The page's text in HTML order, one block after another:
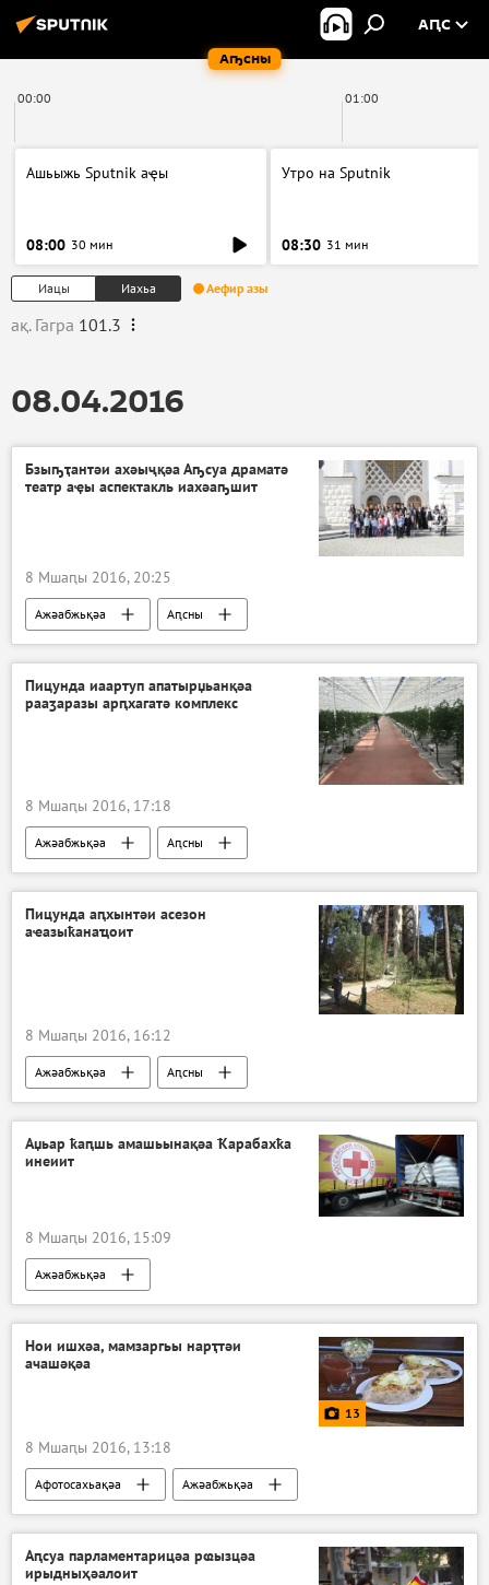
Аҧсны
АԤС
00:00 01:00
Ашьыжь Sputnik аҿы
08:00 30 мин
Утро на Sputnik
08:30 31 мин
Иацы Иахьа Аефир азы
ақ. Гагра 101.3
08.04.2016
Бзыҧҭантәи ахәыҷқәа Аҧсуа драматә
театр аҿы аспектакль иахәаҧшит
8 Мшаԥы 2016, 20:25
Ажәабжьқәа Аԥсны
Пицунда иаартуп апатырџьанқәа
рааӡаразы арԥхагатә комплекс
8 Мшаԥы 2016, 17:18
Ажәабжьқәа Аԥсны
Пицунда аԥхынтәи асезон
аҽазыҟанаҵоит
8 Мшаԥы 2016, 16:12
Ажәабжьқәа Аԥсны
Аџьар ҟаԥшь амашьынақәа Ҟарабахҟа
инеиит
8 Мшаԥы 2016, 15:09
Ажәабжьқәа
Нои ишхәа, мамзаргьы нарҭтәи
ачашәқәа
13
8 Мшаԥы 2016, 13:18
Афотосахьақәа
Ажәабжьқәа
Аԥсны
Аԥсуа парламентарицәа рҩызцәа
ирыдныҳәалоит